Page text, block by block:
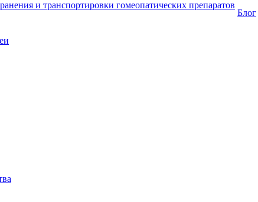
и транспортировки гомеопатических препаратов
Блог